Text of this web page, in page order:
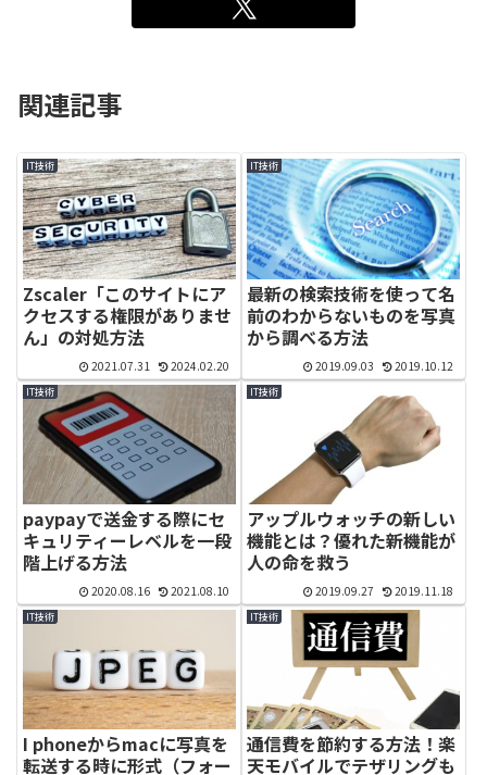
関連記事
IT技術
Zscaler「このサイトにア
クセスする権限がありませ
ん」の対処方法
2021.07.31 2024.02.20
IT技術
最新の検索技術を使って名
前のわからないものを写真
から調べる方法
2019.09.03 2019.10.12
IT技術
paypayで送金する際にセ
キュリティーレベルを一段
階上げる方法
2020.08.16 2021.08.10
IT技術
アップルウォッチの新しい
機能とは？優れた新機能が
人の命を救う
2019.09.27 2019.11.18
IT技術
I phoneからmacに写真を
転送する時に形式（フォー
IT技術
通信費を節約する方法！楽
天モバイルでテザリングも